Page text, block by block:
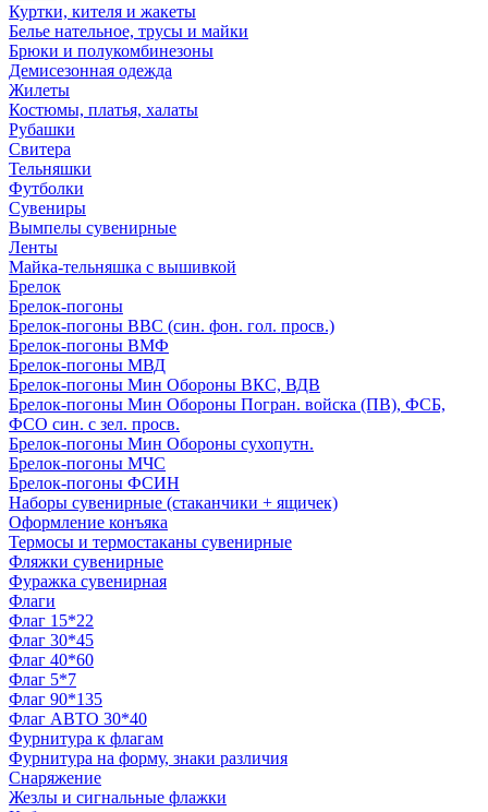
Куртки, кителя и жакеты
Белье нательное, трусы и майки
Брюки и полукомбинезоны
Демисезонная одежда
Жилеты
Костюмы, платья, халаты
Рубашки
Свитера
Тельняшки
Футболки
Сувениры
Вымпелы сувенирные
Ленты
Майка-тельняшка с вышивкой
Брелок
Брелок-погоны
Брелок-погоны ВВС (син. фон. гол. просв.)
Брелок-погоны ВМФ
Брелок-погоны МВД
Брелок-погоны Мин Обороны ВКС, ВДВ
Брелок-погоны Мин Обороны Погран. войска (ПВ), ФСБ,
ФСО син. с зел. просв.
Брелок-погоны Мин Обороны сухопутн.
Брелок-погоны МЧС
Брелок-погоны ФСИН
Наборы сувенирные (стаканчики + ящичек)
Оформление конъяка
Термосы и термостаканы сувенирные
Фляжки сувенирные
Фуражка сувенирная
Флаги
Флаг 15*22
Флаг 30*45
Флаг 40*60
Флаг 5*7
Флаг 90*135
Флаг АВТО 30*40
Фурнитура к флагам
Фурнитура на форму, знаки различия
Снаряжение
Жезлы и сигнальные флажки